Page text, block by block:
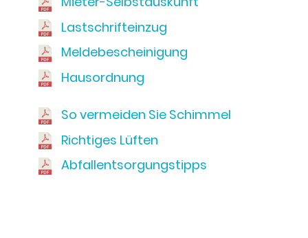
Lastschrifteinzug
Meldebescheinigung
Hausordnung
So vermeiden Sie Schimmel
Richtiges Lüften
Abfallentsorgungstipps